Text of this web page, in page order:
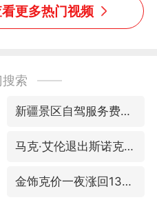
更多热门视频
索
新疆景区自驾服务费改为按车收费
马克·艾伦退出斯诺克中国公开赛
金饰克价一夜涨回1300元